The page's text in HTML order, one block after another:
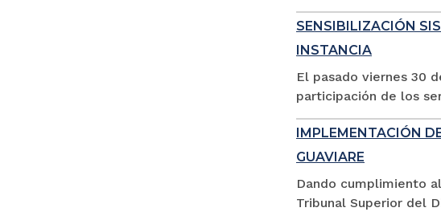
SENSIBILIZACIÓN
INSTANCIA
El pasado viernes 30
participación de los
IMPLEMENTACIÓN
GUAVIARE
Dando cumplimiento
Tribunal Superior del